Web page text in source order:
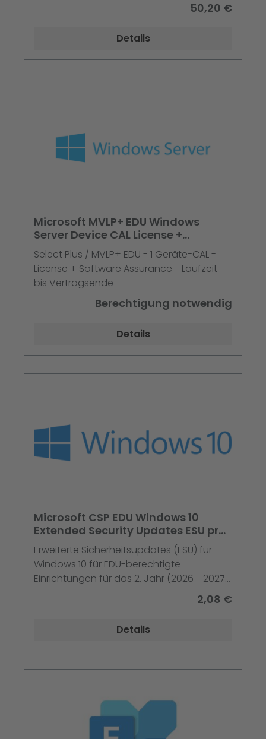
50,20 €
Details
Microsoft MVLP+ EDU Windows
Server Device CAL License +
Software Assurance
Select Plus / MVLP+ EDU - 1 Geräte-CAL -
License + Software Assurance - Laufzeit
bis Vertragsende
Berechtigung notwendig
Details
Microsoft CSP EDU Windows 10
Extended Security Updates ESU pro
Gerät 2. Jahr (2026 - 2027)
Erweiterte Sicherheitsupdates (ESU) für
Windows 10 für EDU-berechtigte
Einrichtungen für das 2. Jahr (2026 - 2027).
Artikel ist im Logiway Self Service-Portal2,08 €
Details